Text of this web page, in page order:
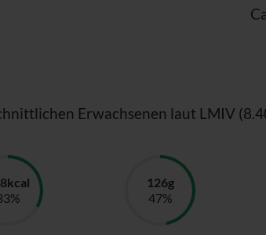
Erwachsenen laut LMIV